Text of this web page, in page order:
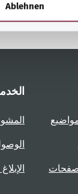
Ablehnen